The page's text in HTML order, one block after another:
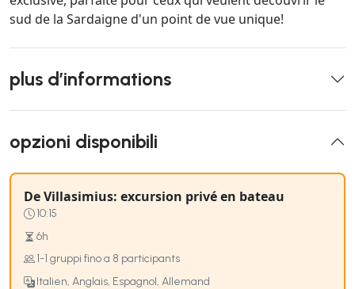
sud de la Sardaigne d'un point de vue unique!
plus d’informations
opzioni disponibili
De Villasimius: excursion privé en bateau
10:15
6h
1-1 gruppi fino a 8 participants
Italien, Anglais, Espagnol, Allemand